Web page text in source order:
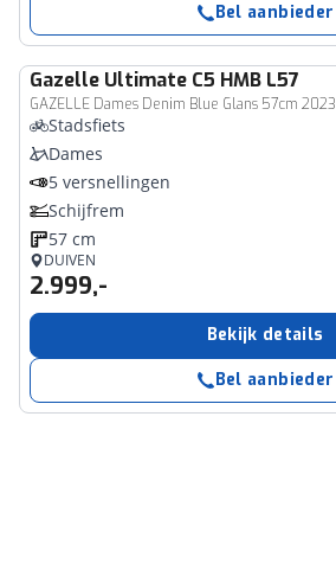
Bel aanbieder
Gazelle Ultimate C5 HMB L57
GAZELLE Dames Denim Blue Glans 57cm 2023
Stadsfiets
Dames
5 versnellingen
Schijfrem
57 cm
DUIVEN
2.999,-
Bekijk details
Bel aanbieder